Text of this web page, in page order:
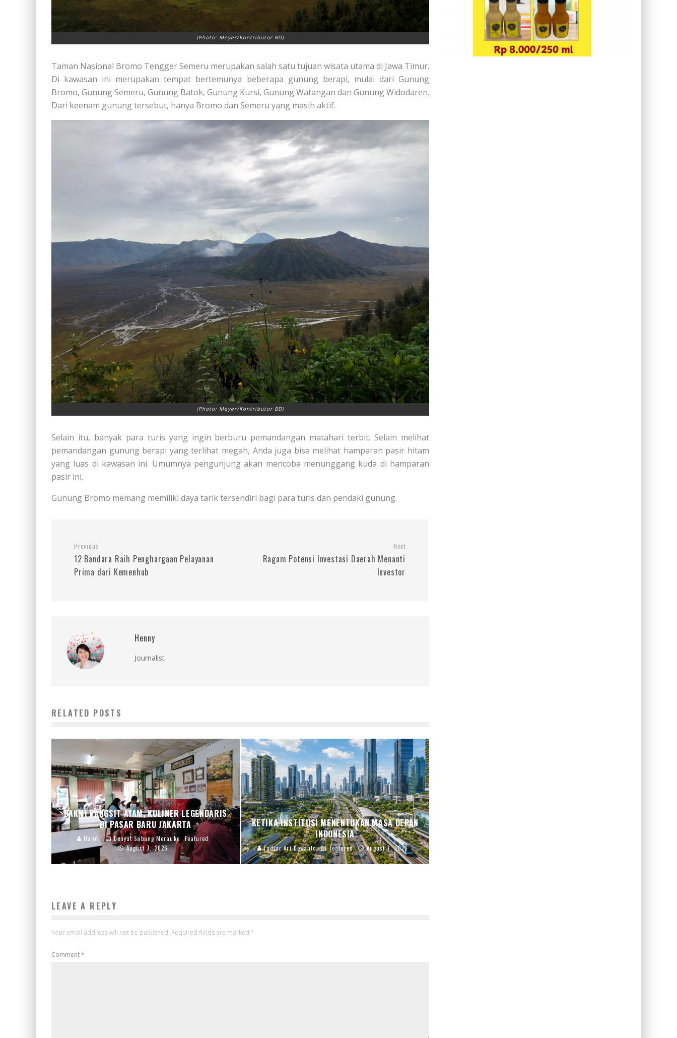
(Photo: Meyer/Kontributor BD)
Taman Nasional Bromo Tengger Semeru merupakan salah satu tujuan wisata utama di Jawa Timur.
Di kawasan ini merupakan tempat bertemunya beberapa gunung berapi, mulai dari Gunung
Bromo, Gunung Semeru, Gunung Batok, Gunung Kursi, Gunung Watangan dan Gunung Widodaren.
Dari keenam gunung tersebut, hanya Bromo dan Semeru yang masih aktif.
(Photo: Meyer/Kontributor BD)
Selain itu, banyak para turis yang ingin berburu pemandangan matahari terbit. Selain melihat
pemandangan gunung berapi yang terlihat megah, Anda juga bisa melihat hamparan pasir hitam
yang luas di kawasan ini. Umumnya pengunjung akan mencoba menunggang kuda di hamparan
pasir ini.
Gunung Bromo memang memiliki daya tarik tersendiri bagi para turis dan pendaki gunung.
Previous
12 Bandara Raih Penghargaan Pelayanan
Prima dari Kemenhub
Next
Ragam Potensi Investasi Daerah Menanti
Investor
Henny
Journalist
RELATED POSTS
BAKMI PANGSIT AYAM, KULINER LEGENDARIS
DI PASAR BARU JAKARTA
Handi Denyut Sabang Merauke
Featured
August 7, 2026
KETIKA INSTITUSI MENENTUKAN MASA DEPAN
INDONESIA
Fadjar Ari Dewanto Featured August 7, 2026
LEAVE A REPLY
Your email address will not be published. Required fields are marked *
Comment*